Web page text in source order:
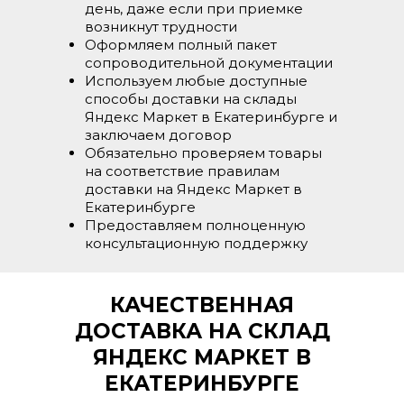
день, даже если при приемке
возникнут трудности
Оформляем полный пакет
сопроводительной документации
Используем любые доступные
способы доставки на склады
Яндекс Маркет в Екатеринбурге и
заключаем договор
Обязательно проверяем товары
на соответствие правилам
доставки на Яндекс Маркет в
Екатеринбурге
Предоставляем полноценную
консультационную поддержку
КАЧЕСТВЕННАЯ
ДОСТАВКА НА СКЛАД
ЯНДЕКС МАРКЕТ В
ЕКАТЕРИНБУРГЕ